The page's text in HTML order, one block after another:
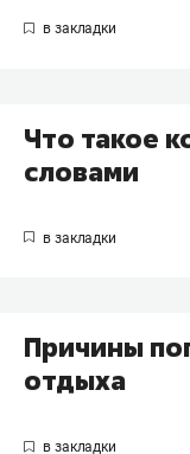
Что такое
словами
Причины
отдыха